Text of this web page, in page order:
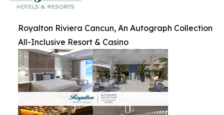
Royalton Riviera Cancun, An Autograph Collection
All-Inclusive Resort & Casino